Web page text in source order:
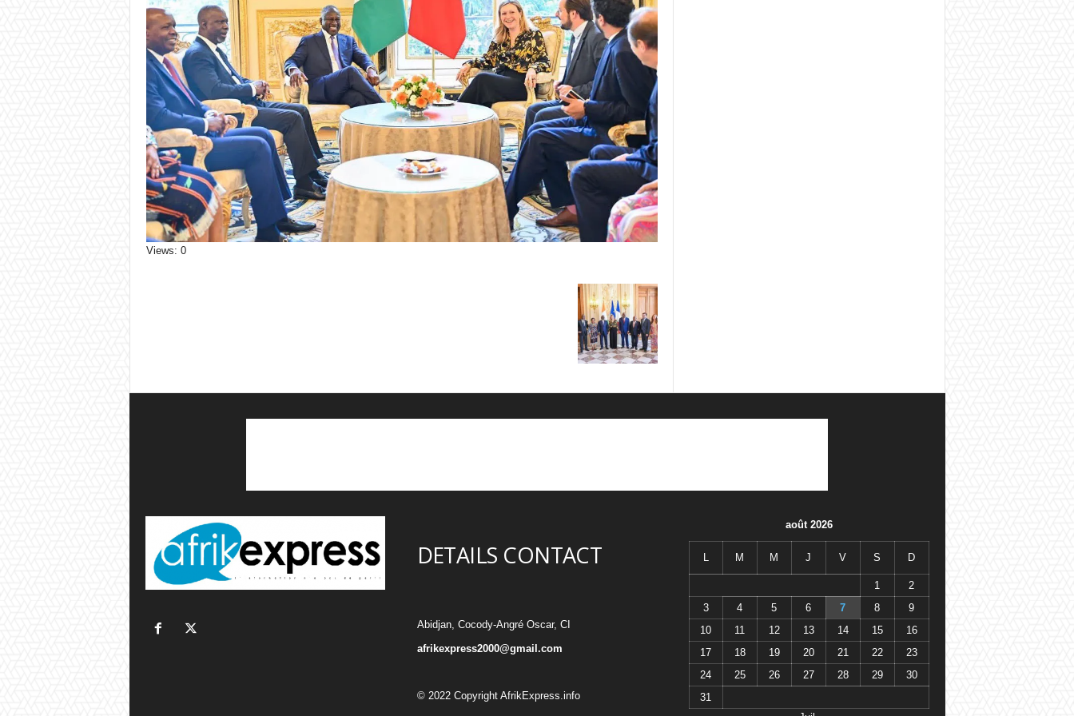
Views: 0
DETAILS CONTACT
Abidjan, Cocody-Angré Oscar, CI
afrikexpress2000@gmail.com
© 2022 Copyright AfrikExpress.info
août 2026
M M J V S D
1
2
3
4 5 6 7 8
9
10
11 12 13 14 15
16
17
18 19 20 21 22
23
24
25 26 27 28 29
30
31